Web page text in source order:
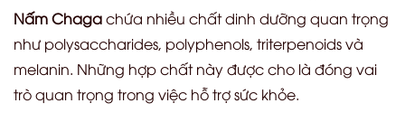
Nấm Chagachứa nhiều chất dinh dưỡng quan trọng
như polysaccharides, polyphenols, triterpenoids và
melanin. Những hợp chất này được cho là đóng vai
trò quan trọng trong việc hỗ trợ sức khỏe.